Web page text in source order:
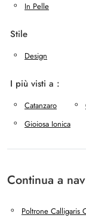
In Pelle
Stile
Design
I più visti a :
Catanzaro
Gioiosa Ionica
Continua a
Poltrone Calligaris